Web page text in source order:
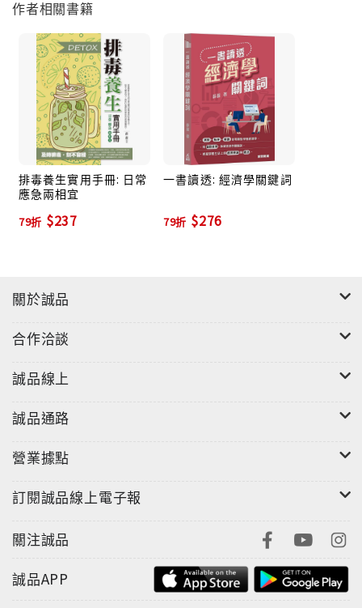
作者相關書籍
排毒養生實用手冊: 日常
應急兩相宜
79折 $237
一書讀透: 經濟學關鍵詞
79折 $276
關於誠品
合作洽談
誠品線上
誠品通路
營業據點
訂閱誠品線上電子報
關注誠品
誠品APP